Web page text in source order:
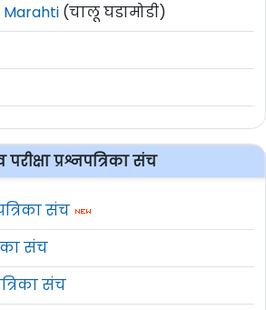
Marahti (चालू घडामोडी)
परीक्षा प्रश्नपत्रिका संच
संच
संच
संच